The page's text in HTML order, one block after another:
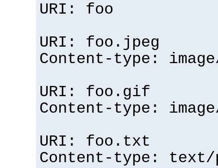
URI: foo
URI: foo.jpeg
Content-type:
URI: foo.gif
Content-type:
URI: foo.txt
Content-type: